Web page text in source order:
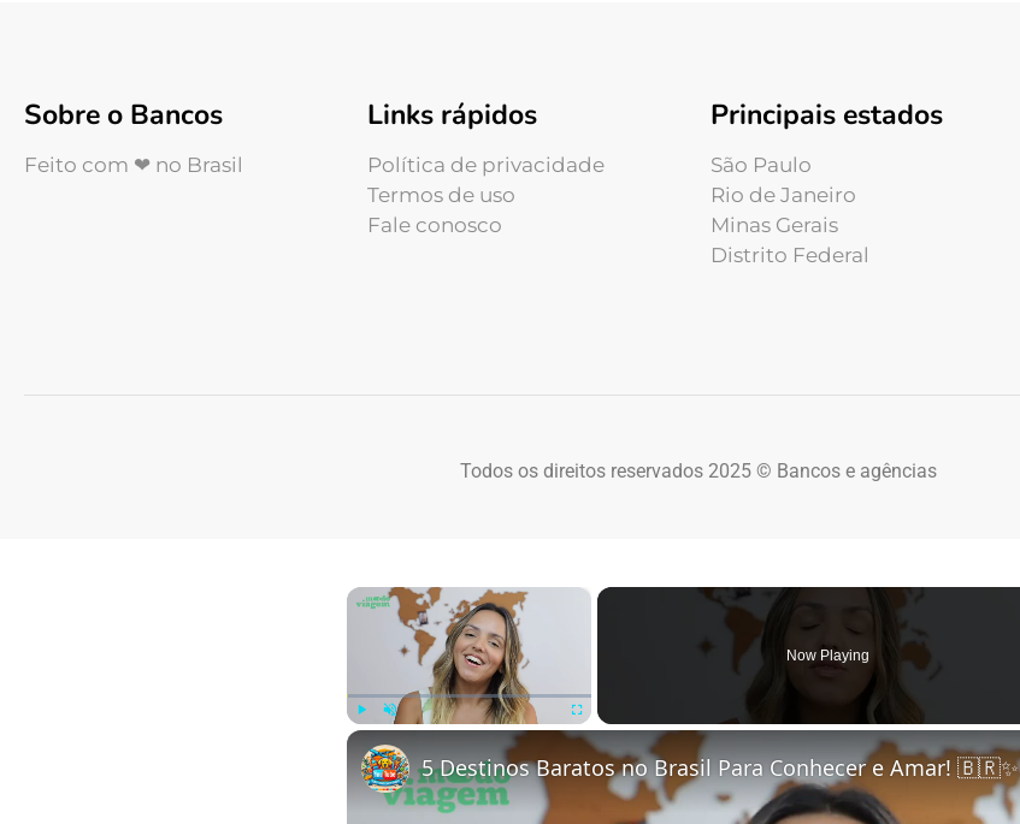
Sobre o Bancos
Feito com ❤ no Brasil
Links rápidos
Política de privacidade
Termos de uso
Fale conosco
Principais estados
São Paulo
Rio de Janeiro
Minas Gerais
Distrito Federal
Todos os direitos reservados 2025 © Bancos e agências
×
Fullscreen
Now Playing
5 Destinos Baratos no Brasil Para Conhecer e Amar! 🇧🇷✨